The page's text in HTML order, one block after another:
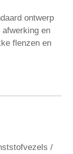
ontwerp
en
flenzen en
/